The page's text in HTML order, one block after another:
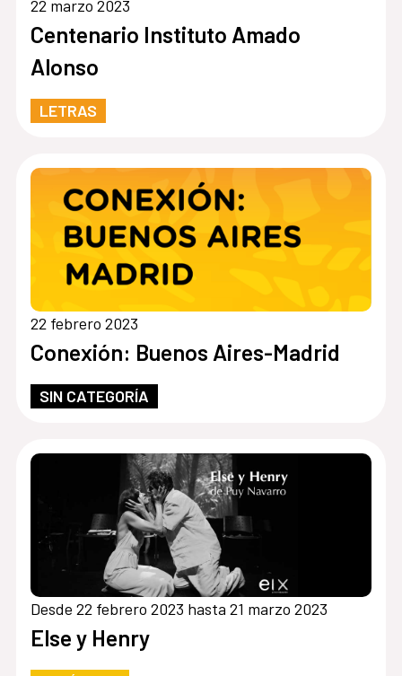
22 marzo 2023
Centenario Instituto Amado
Alonso
LETRAS
22 febrero 2023
Conexión: Buenos Aires-Madrid
SIN CATEGORÍA
Desde 22 febrero 2023 hasta 21 marzo 2023
Else y Henry